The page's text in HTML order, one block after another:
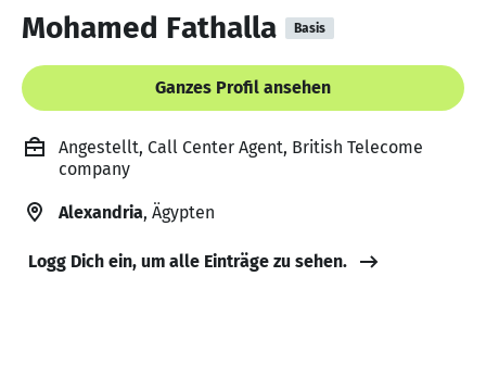
Mohamed Fathalla Basis
Ganzes Profil ansehen
Angestellt, Call Center Agent, British Telecome
company
Alexandria, Ägypten
Logg Dich ein, um alle Einträge zu sehen.